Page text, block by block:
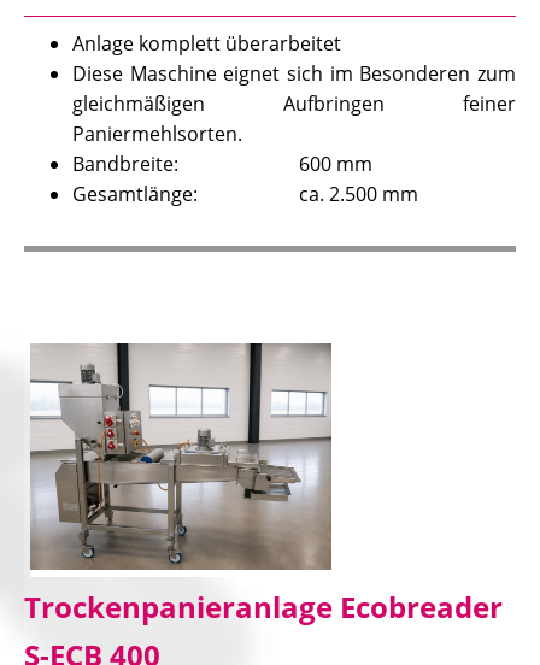
Anlage komplett überarbeitet
Diese Maschine eignet sich im Besonderen zum
gleichmäßigen Aufbringen feiner
Paniermehlsorten.
Bandbreite: 600 mm
Gesamtlänge: ca. 2.500 mm
Trockenpanieranlage Ecobreader
S-ECB 400